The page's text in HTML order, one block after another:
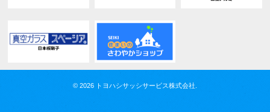
© 2026 トヨハシサッシサービス株式会社.